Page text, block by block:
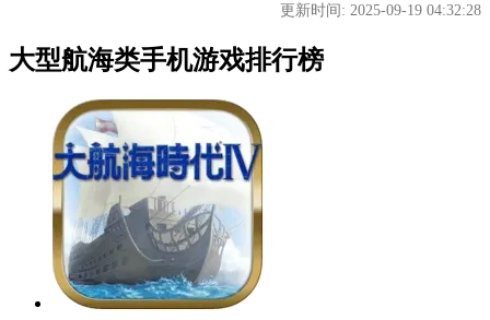
更新时间: 2025-09-19 04:32:28
大型航海类手机游戏排行榜